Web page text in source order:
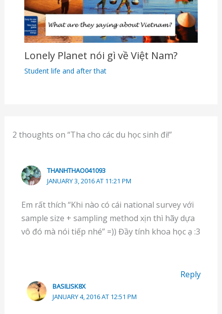
Lonely Planet nói gì về Việt Nam?
Student life and after that
2 thoughts on “Tha cho các du học sinh đi!”
THANHTHAO041093
JANUARY 3, 2016 AT 11:21 PM
Em rất thích “Khi nào có cái national survey với
sample size + sampling method xịn thì hãy dựa
vô đó mà nói tiếp nhé” =)) Đầy tính khoa học ạ :3
Reply
BASILISK8X
JANUARY 4, 2016 AT 12:51 PM